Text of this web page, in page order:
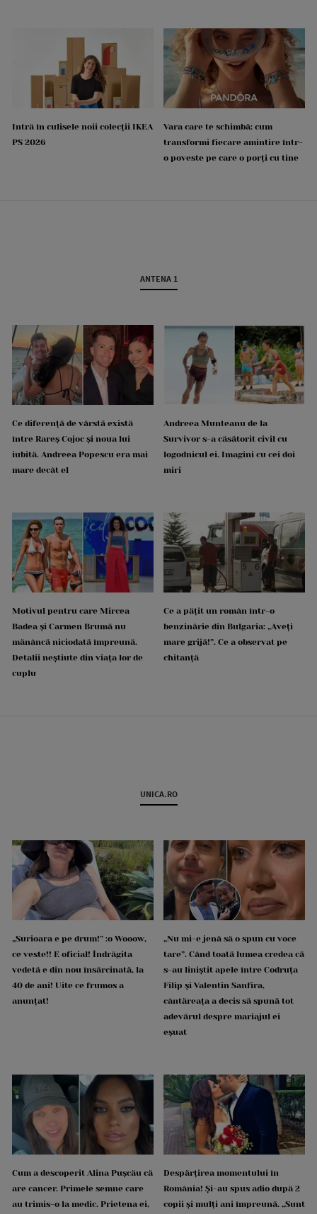
Intră în culisele noii colecții IKEA
PS 2026
Vara care te schimbă: cum
transformi fiecare amintire într-
o poveste pe care o porți cu tine
ANTENA 1
Ce diferență de vârstă există
între Rareș Cojoc și noua lui
iubită. Andreea Popescu era mai
mare decât el
Andreea Munteanu de la
Survivor s-a căsătorit civil cu
logodnicul ei. Imagini cu cei doi
miri
Motivul pentru care Mircea
Badea și Carmen Brumă nu
mănâncă niciodată împreună.
Detalii neștiute din viața lor de
cuplu
Ce a pățit un român într-o
benzinărie din Bulgaria: „Aveți
mare grijă!”. Ce a observat pe
chitanță
UNICA.RO
„Surioara e pe drum!” :o Wooow,
ce veste!! E oficial! Îndrăgita
vedetă e din nou însărcinată, la
40 de ani! Uite ce frumos a
anunțat!
„Nu mi-e jenă să o spun cu voce
tare”. Când toată lumea credea că
s-au liniștit apele între Codruța
Filip și Valentin Sanfira,
cântăreața a decis să spună tot
adevărul despre mariajul ei
eșuat
Cum a descoperit Alina Pușcău că
are cancer. Primele semne care
au trimis-o la medic. Prietena ei,
Despărțirea momentului în
România! Și-au spus adio după 2
copii și mulți ani împreună. „Sunt